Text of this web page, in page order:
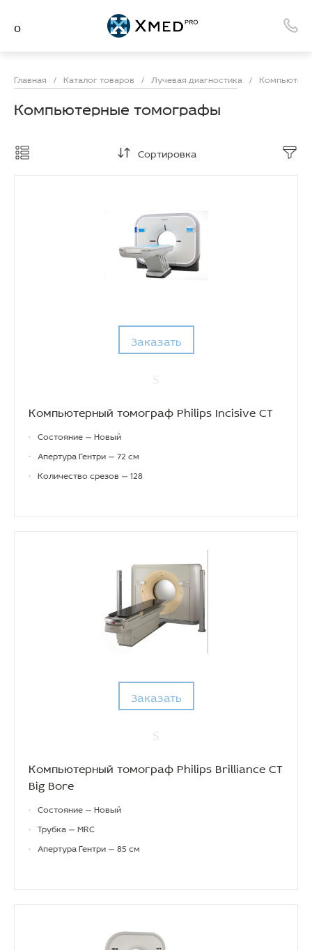
Главная / Каталог товаров / Лучевая диагностика /
Компьютерные томографы
Сортировка
Заказать
Компьютерный томограф Philips Incisive CT
• Состояние — Новый
• Апертура Гентри — 72 см
• Количество срезов — 128
Заказать
Компьютерный томограф Philips Brilliance CT
Big Bore
• Состояние — Новый
• Трубка — MRC
• Апертура Гентри — 85 см